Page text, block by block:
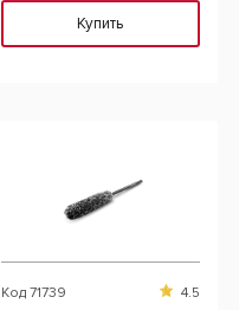
Купить
Код 71739 4.5